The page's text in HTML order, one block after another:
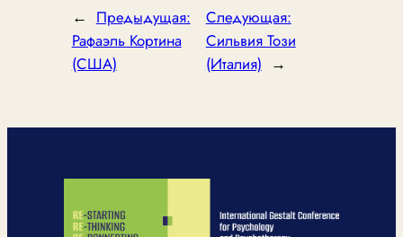
← Предыдущая:
Рафаэль Кортина
(США)
Следующая:
Сильвия Този
(Италия) →